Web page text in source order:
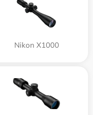
Nikon X1000